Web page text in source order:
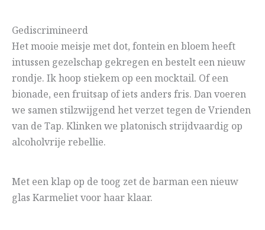
Gediscrimineerd
Het mooie meisje met dot, fontein en bloem heeft
intussen gezelschap gekregen en bestelt een nieuw
rondje. Ik hoop stiekem op een mocktail. Of een
bionade, een fruitsap of iets anders fris. Dan voeren
we samen stilzwijgend het verzet tegen de Vrienden
van de Tap. Klinken we platonisch strijdvaardig op
alcoholvrije rebellie.
Met een klap op de toog zet de barman een nieuw
glas Karmeliet voor haar klaar.